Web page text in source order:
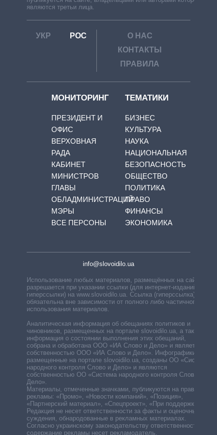
являются третьи лица.
УКР РОС
О НАС
КОНТАКТЫ
ПРАВИЛА
МОНИТОРИНГ
ПРЕЗИДЕНТ И
ОФИС
ВЕРХОВНАЯ
РАДА
КАБИНЕТ
МИНИСТРОВ
ГЛАВЫ
ОБЛАДМИНИСТРАЦИЙ
МЭРЫ
ВСЕ ПЕРСОНЫ
ТЕМАТИКИ
БИЗНЕС
КУЛЬТУРА
НАУКА
НАЦИОНАЛЬНАЯ
БЕЗОПАСНОСТЬ
ОБЩЕСТВО
ПОЛИТИКА
ПРАВО
ФИНАНСЫ
ЭКОНОМИКА
info@slovoidilo.ua
Использование любых материалов, размещённых на сайте,
разрешается при указании ссылки (для интернет-изданий —
гиперссылки) на www.slovoidilo.ua. Ссылка (гиперссылка)
обязательна вне зависимости от полного либо частичного
использования материалов.
Аналитическая информация об обещаниях политиков и
чиновников, размещенных на портале slovoidilo.ua, а также
информация о состоянии выполнения этих обещаний,
собрана и обработана ООО «ИА Слово и Дело» и является
собственностью ООО «ИА Слово и Дело». Инфографики,
размещенные на портале slovoidilo.ua, созданы ОО «Система
народного контроля Слово и Дело» и являются
собственностью ОО «Система народного контроля Слово и
Дело».
Материалы, отмеченные значками, публикуются на правах
рекламы: «Промо», «Новости компаний», «Позиция»,
«Партнерский материал», «Спецпроект», «При поддержке».
Редакция не несет ответственности за факты и оценочные
суждения, обнародованные в рекламных материалах.
Согласно украинскому законодательству ответственность за
содержание рекламы несет рекламодатель.